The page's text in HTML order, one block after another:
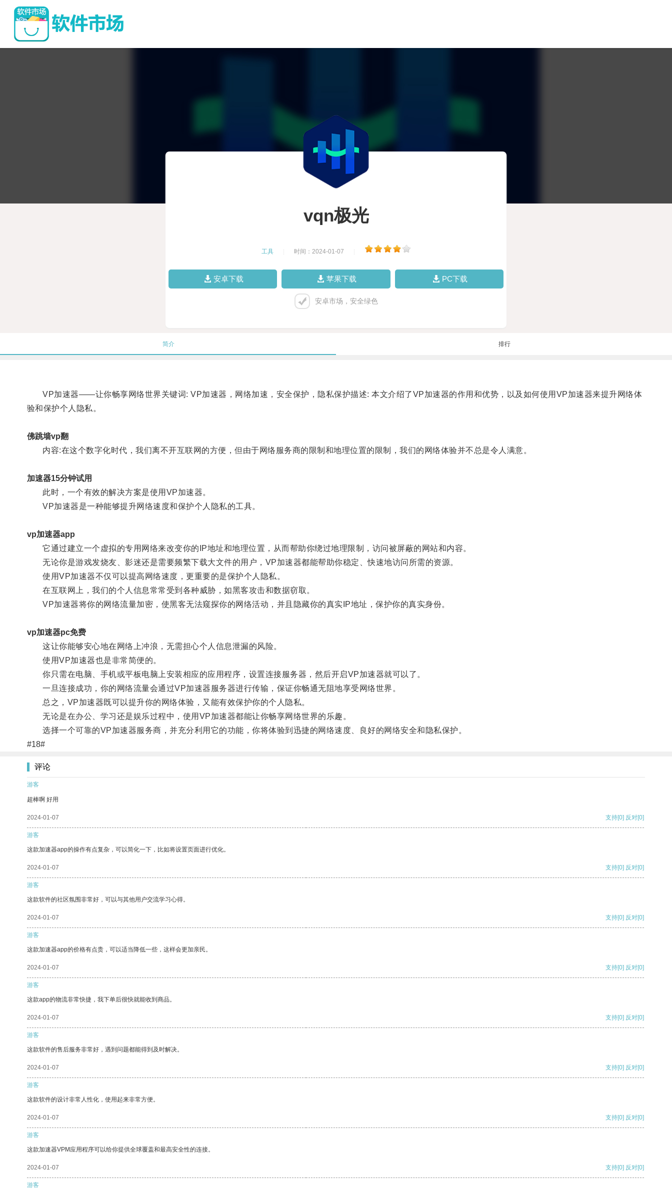
vqn极光
工具 时间：2024-01-07
安卓下载 苹果下载 PC下载
安卓市场，安全绿色
简介 排行
VP加速器——让你畅享网络世界关键词: VP加速器，网络加速，安全保护，隐私保护描述: 本文介绍了VP加速器的作用和优势，以及如何使用VP加速器来提升网络体
验和保护个人隐私。
佛跳墙vp翻
内容:在这个数字化时代，我们离不开互联网的方便，但由于网络服务商的限制和地理位置的限制，我们的网络体验并不总是令人满意。
加速器15分钟试用
此时，一个有效的解决方案是使用VP加速器。
VP加速器是一种能够提升网络速度和保护个人隐私的工具。
vp加速器app
它通过建立一个虚拟的专用网络来改变你的IP地址和地理位置，从而帮助你绕过地理限制，访问被屏蔽的网站和内容。
无论你是游戏发烧友、影迷还是需要频繁下载大文件的用户，VP加速器都能帮助你稳定、快速地访问所需的资源。
使用VP加速器不仅可以提高网络速度，更重要的是保护个人隐私。
在互联网上，我们的个人信息常常受到各种威胁，如黑客攻击和数据窃取。
VP加速器将你的网络流量加密，使黑客无法窥探你的网络活动，并且隐藏你的真实IP地址，保护你的真实身份。
vp加速器pc免费
这让你能够安心地在网络上冲浪，无需担心个人信息泄漏的风险。
使用VP加速器也是非常简便的。
你只需在电脑、手机或平板电脑上安装相应的应用程序，设置连接服务器，然后开启VP加速器就可以了。
一旦连接成功，你的网络流量会通过VP加速器服务器进行传输，保证你畅通无阻地享受网络世界。
总之，VP加速器既可以提升你的网络体验，又能有效保护你的个人隐私。
无论是在办公、学习还是娱乐过程中，使用VP加速器都能让你畅享网络世界的乐趣。
选择一个可靠的VP加速器服务商，并充分利用它的功能，你将体验到迅捷的网络速度、良好的网络安全和隐私保护。
#18#
评论
游客
超棒啊 好用
2024-01-07 支持[0] 反对[0]
游客
这款加速器app的操作有点复杂，可以简化一下，比如将设置页面进行优化。
2024-01-07 支持[0] 反对[0]
游客
这款软件的社区氛围非常好，可以与其他用户交流学习心得。
2024-01-07 支持[0] 反对[0]
游客
这款加速器app的价格有点贵，可以适当降低一些，这样会更加亲民。
2024-01-07 支持[0] 反对[0]
游客
这款app的物流非常快捷，我下单后很快就能收到商品。
2024-01-07 支持[0] 反对[0]
游客
这款软件的售后服务非常好，遇到问题都能得到及时解决。
2024-01-07 支持[0] 反对[0]
游客
这款软件的设计非常人性化，使用起来非常方便。
2024-01-07 支持[0] 反对[0]
游客
这款加速器VPM应用程序可以给你提供全球覆盖和最高安全性的连接。
2024-01-07 支持[0] 反对[0]
游客